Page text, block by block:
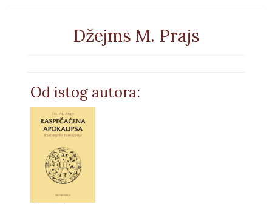
Džejms M. Prajs
Od istog autora: